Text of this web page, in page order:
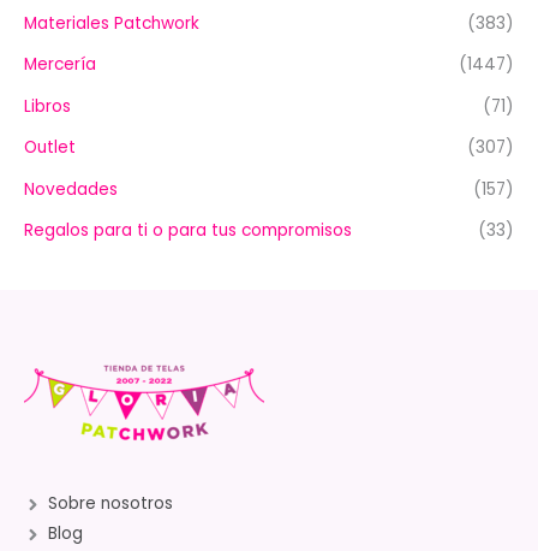
Materiales Patchwork
(383)
Mercería
(1447)
Libros
(71)
Outlet
(307)
Novedades
(157)
Regalos para ti o para tus compromisos
(33)
Sobre nosotros
Blog